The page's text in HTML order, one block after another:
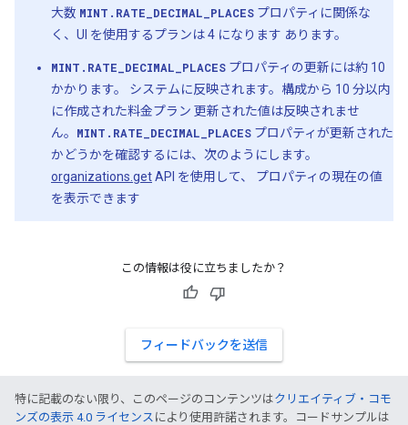
大数 MINT.RATE_DECIMAL_PLACES プロパティに関係な
く、UI を使用するプランは 4 になります あります。
MINT.RATE_DECIMAL_PLACES プロパティの更新には約 10
かかります。 システムに反映されます。構成から 10 分以内
に作成された料金プラン 更新された値は反映されませ
ん。 MINT.RATE_DECIMAL_PLACES プロパティが更新された
かどうかを確認するには、次のようにします。
organizations.getAPI を使用して、 プロパティの現在の値
を表示できます
この情報は役に立ちましたか？
フィードバックを送信
特に記載のない限り、このページのコンテンツはクリエイティブ・コモ
ンズの表示 4.0 ライセンス により使用許諾されます。コードサンプルは